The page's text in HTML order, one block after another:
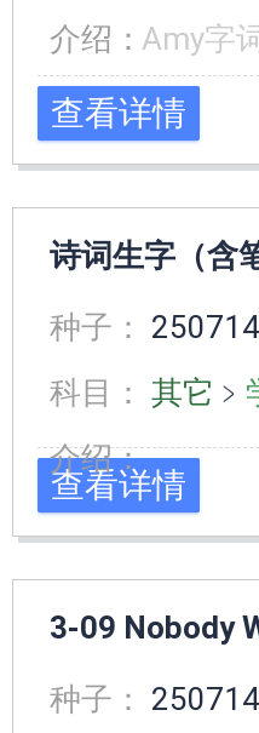
介绍：Amy字
查看详情
诗词生字（含
种子：
科目： 其它 ﹥
介绍：
查看详情
3-09 Nobody
种子：